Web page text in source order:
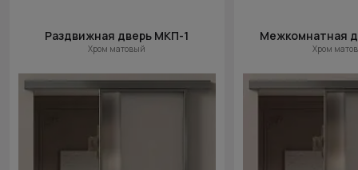
Раздвижная дверь МКП-1
Хром матовый
Межкомнатная
Хром